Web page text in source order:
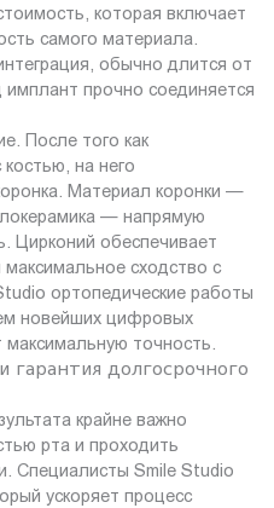
которая включает
самого материала.
обычно длится от
прочно соединяется
После того как
костью, на него
Материал коронки —
— напрямую
Цирконий обеспечивает
сходство с
ортопедические работы
новейших цифровых
максимальную точность.
долгосрочного
крайне важно
рта и проходить
Специалисты Smile Studio
ускоряет процесс